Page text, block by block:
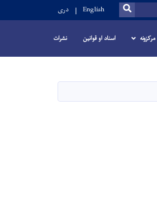
SEARCH
English دری
مرکزونه اسناد او قوانین نشرات